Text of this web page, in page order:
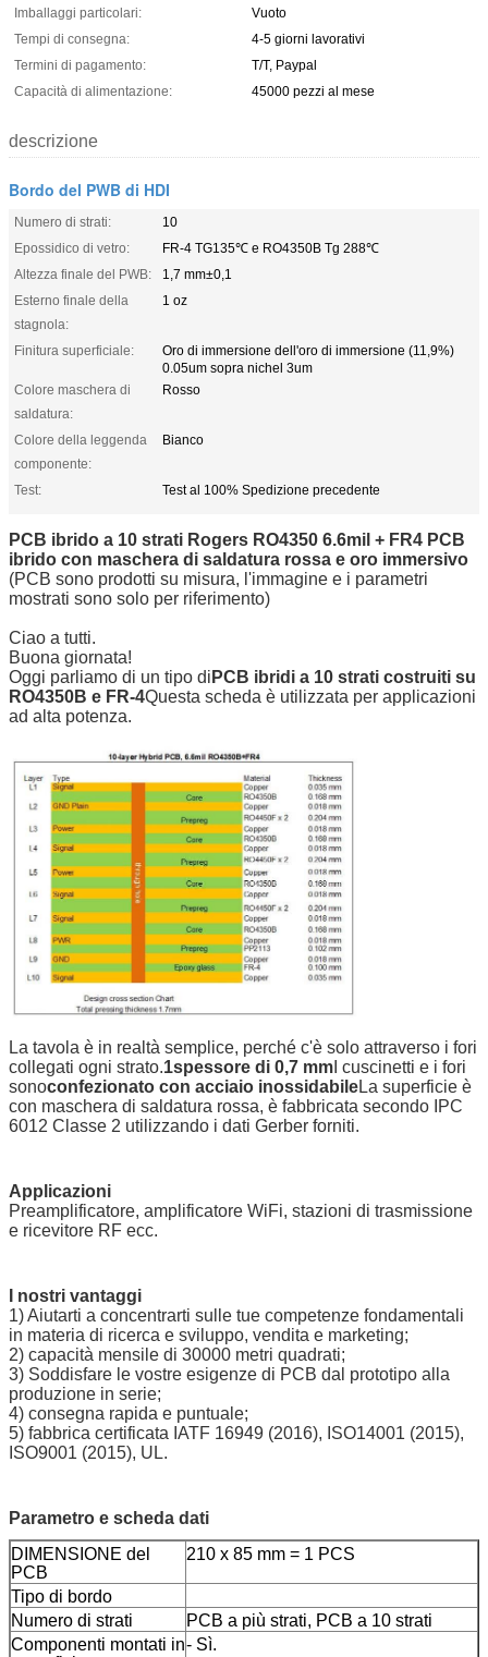
Imballaggi particolari:
Vuoto
Tempi di consegna:
4-5 giorni lavorativi
Termini di pagamento:
T/T, Paypal
Capacità di alimentazione:
45000 pezzi al mese
descrizione
Bordo del PWB di HDI
Numero di strati:
10
Epossidico di vetro:
FR-4 TG135℃ e RO4350B Tg 288℃
Altezza finale del PWB:
1,7 mm±0,1
Esterno finale della
stagnola:
1 oz
Finitura superficiale:
Oro di immersione dell'oro di immersione (11,9%)
0.05um sopra nichel 3um
Colore maschera di
saldatura:
Rosso
Colore della leggenda
componente:
Bianco
Test: Test al 100% Spedizione precedente
PCB ibrido a 10 strati Rogers RO4350 6.6mil + FR4 PCB
ibrido con maschera di saldatura rossa e oro immersivo
(PCB sono prodotti su misura, l'immagine e i parametri
mostrati sono solo per riferimento)
Ciao a tutti.
Buona giornata!
Oggi parliamo di un tipo di PCB ibridi a 10 strati costruiti su
RO4350B e FR-4Questa scheda è utilizzata per applicazioni
ad alta potenza.
La tavola è in realtà semplice, perché c'è solo attraverso i fori
collegati ogni strato.1spessore di 0,7 mm I cuscinetti e i fori
sonoconfezionato con acciaio inossidabileLa superficie è
con maschera di saldatura rossa, è fabbricata secondo IPC
6012 Classe 2 utilizzando i dati Gerber forniti.
Applicazioni
Preamplificatore, amplificatore WiFi, stazioni di trasmissione
e ricevitore RF ecc.
I nostri vantaggi
1) Aiutarti a concentrarti sulle tue competenze fondamentali
in materia di ricerca e sviluppo, vendita e marketing;
2) capacità mensile di 30000 metri quadrati;
3) Soddisfare le vostre esigenze di PCB dal prototipo alla
produzione in serie;
4) consegna rapida e puntuale;
5) fabbrica certificata IATF 16949 (2016), ISO14001 (2015),
ISO9001 (2015), UL.
Parametro e scheda dati
DIMENSIONE del
PCB
210 x 85 mm = 1 PCS
Tipo di bordo
Numero di strati
PCB a più strati, PCB a 10 strati
Componenti montati in- Sì.